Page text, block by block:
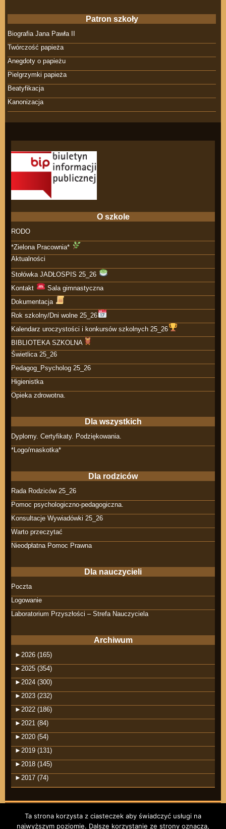
Patron szkoły
Biografia Jana Pawła II
Twórczość papieża
Anegdoty o papieżu
Pielgrzymki papieża
Beatyfikacja
Kanonizacja
O szkole
RODO
*Zielona Pracownia*
Aktualności
Stołówka JADŁOSPIS 25_26
Kontakt
Sala gimnastyczna
Dokumentacja
Rok szkolny/Dni wolne 25_26
Kalendarz uroczystości i konkursów szkolnych 25_26
BIBLIOTEKA SZKOLNA
Świetlica 25_26
Pedagog_Psycholog 25_26
Higienistka
Opieka zdrowotna.
Dla wszystkich
Dyplomy. Certyfikaty. Podziękowania.
*Logo/maskotka*
Dla rodziców
Rada Rodziców 25_26
Pomoc psychologiczno-pedagogiczna.
Konsultacje Wywiadówki 25_26
Warto przeczytać
Nieodpłatna Pomoc Prawna
Dla nauczycieli
Poczta
Logowanie
Laboratorium Przyszłości – Strefa Nauczyciela
Archiwum
► 2026 (165)
► 2025 (354)
► 2024 (300)
► 2023 (232)
► 2022 (186)
► 2021 (84)
► 2020 (54)
► 2019 (131)
► 2018 (145)
► 2017 (74)
Ta strona korzysta z ciasteczek aby świadczyć usługi na
najwyższym poziomie. Dalsze korzystanie ze strony oznacza,